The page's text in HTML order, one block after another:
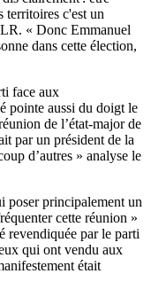
territoires c'est un
« Donc Emmanuel
dans cette élection,
face aux
pointe aussi du doigt le
de l’état-major de
par un président de la
d’autres » analyse le
poser principalement un
cette réunion »
revendiquée par le parti
qui ont vendu aux
était